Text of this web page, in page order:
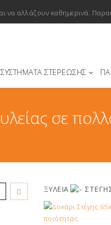
να αλλάζουν καθημερινά.
ΣΥΣΤΗΜΑΤΑ ΣΤΕΡΕΩΣΗΣ
σε
ΞΥΛΕΙΑ